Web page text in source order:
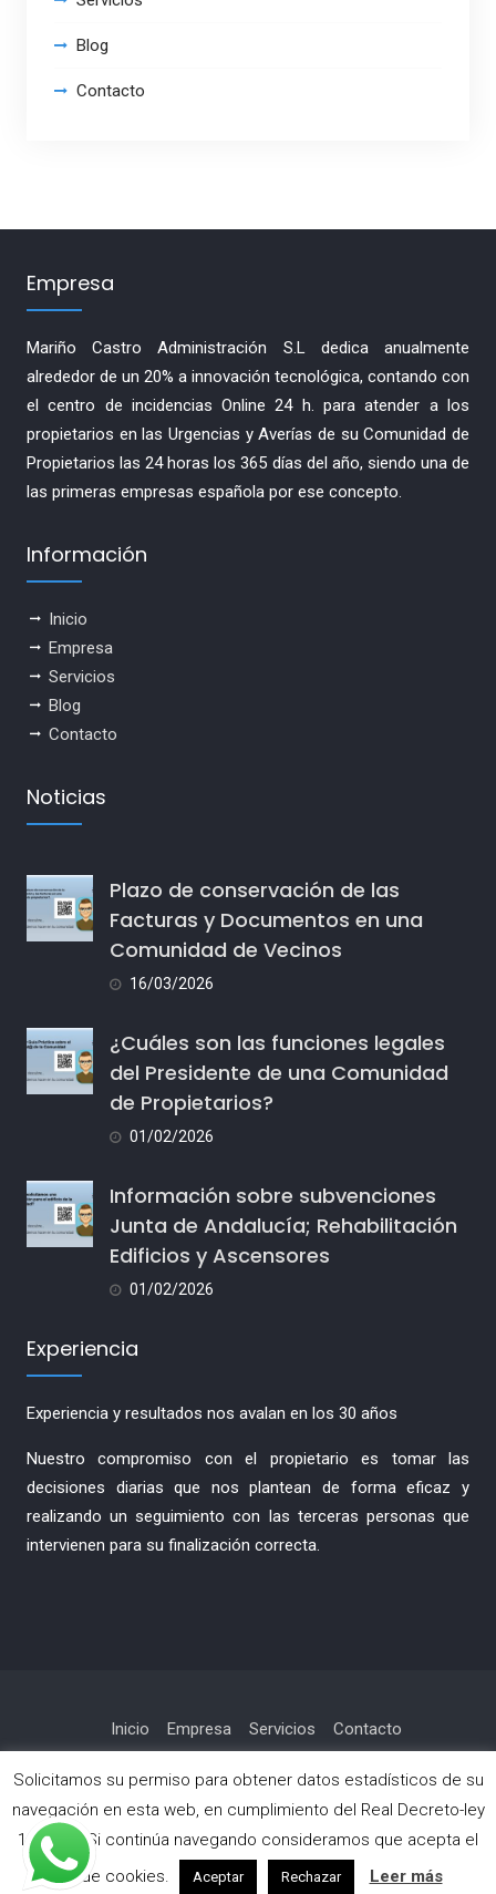
Blog
Contacto
Empresa
Mariño Castro Administración S.L dedica anualmente
alrededor de un 20% a innovación tecnológica, contando con
el centro de incidencias Online 24 h. para atender a los
propietarios en las Urgencias y Averías de su Comunidad de
Propietarios las 24 horas los 365 días del año, siendo una de
las primeras empresas española por ese concepto.
Información
Inicio
Empresa
Servicios
Blog
Contacto
Noticias
Plazo de conservación de las
Facturas y Documentos en una
Comunidad de Vecinos
16/03/2026
¿Cuáles son las funciones legales
del Presidente de una Comunidad
de Propietarios?
01/02/2026
Información sobre subvenciones
Junta de Andalucía; Rehabilitación
Edificios y Ascensores
01/02/2026
Experiencia
Experiencia y resultados nos avalan en los 30 años
Nuestro compromiso con el propietario es tomar las
decisiones diarias que nos plantean de forma eficaz y
realizando un seguimiento con las terceras personas que
intervienen para su finalización correcta.
Inicio Empresa Servicios
Contacto
Política de privacidad
Copyright © Todos los derechos reservados.
Surya Chandra Lite porWEN Themes
Solicitamos su permiso para obtener datos estadísticos de su
navegación en esta web, en cumplimiento del Real Decreto-ley
13/2012. Si continúa navegando consideramos que acepta el
uso de cookies.
Aceptar Rechazar Leer más